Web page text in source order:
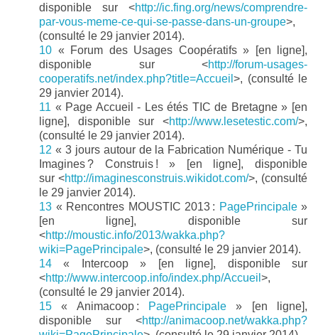
disponible sur <http://ic.fing.org/news/comprendre-
par-vous-meme-ce-qui-se-passe-dans-un-groupe>,
(consulté le 29 janvier 2014).
10 « Forum des Usages Coopératifs » [en ligne],
disponible sur <http://forum-usages-
cooperatifs.net/index.php?title=Accueil >, (consulté le
29 janvier 2014).
11 « Page Accueil - Les étés TIC de Bretagne » [en
ligne], disponible sur <http://www.lesetestic.com/>,
(consulté le 29 janvier 2014).
12 « 3 jours autour de la Fabrication Numérique - Tu
Imagines ? Construis ! » [en ligne], disponible
sur <http://imaginesconstruis.wikidot.com/>, (consulté
le 29 janvier 2014).
13 « Rencontres MOUSTIC 2013 : PagePrincipale»
[en ligne], disponible sur
<http://moustic.info/2013/wakka.php?
wiki=PagePrincipale>, (consulté le 29 janvier 2014).
14 « Intercoop » [en ligne], disponible sur
<http://www.intercoop.info/index.php/Accueil >,
(consulté le 29 janvier 2014).
15 « Animacoop : PagePrincipale » [en ligne],
disponible sur <http://animacoop.net/wakka.php?